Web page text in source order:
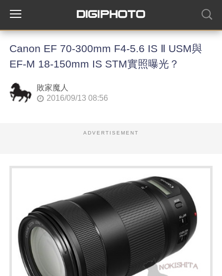
Canon EF 70-300mm F4-5.6 IS Ⅱ USM與
EF-M 18-150mm IS STM實照曝光？
敗家魔人
2016/09/13 08:56
ADVERTISEMENT